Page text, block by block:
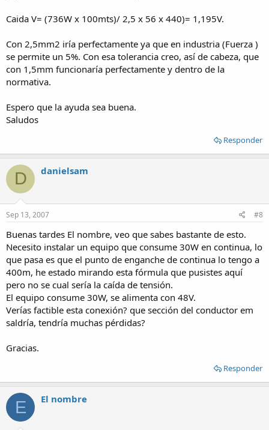
Caida V= (736W x 100mts)/ 2,5 x 56 x 440)= 1,195V.
Con 2,5mm2 iría perfectamente ya que en industria (Fuerza )
se permite un 5%. Con esa tolerancia creo, así de cabeza, que
con 1,5mm funcionaría perfectamente y dentro de la
normativa.
Espero que la ayuda sea buena.
Saludos
Responder
D danielsam
Sep 13, 2007 #8
Buenas tardes El nombre, veo que sabes bastante de esto.
Necesito instalar un equipo que consume 30W en continua, lo
que pasa es que el punto de enganche de continua lo tengo a
400m, he estado mirando esta fórmula que pusistes aquí
pero no se cual sería la caída de tensión.
El equipo consume 30W, se alimenta con 48V.
Verías factible esta conexión? que sección del conductor em
saldría, tendría muchas pérdidas?
Gracias.
Responder
E El nombre